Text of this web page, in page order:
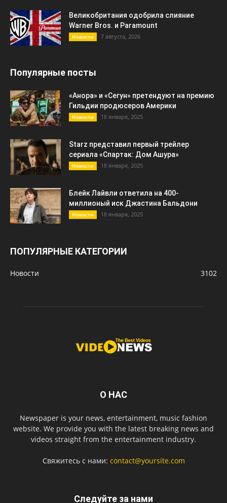
Великобритания одобрила слияние
Warner Bros. и Paramount
Новости 7 августа, 2026
Популярные посты
«Анора» и «Сегун» претендуют на премию
Гильдии продюсеров Америки
Новости 18 января, 2025
Starz представил первый трейлер
сериала «Спартак: Дом Ашура»
Новости 18 января, 2025
Блейк Лайвли ответила на 400-
миллионый иск Джастина Бальдони
Новости 18 января, 2025
ПОПУЛЯРНЫЕ КАТЕГОРИИ
Новости 3102
О НАС
Newspaper is your news, entertainment, music fashion
website. We provide you with the latest breaking news and
videos straight from the entertainment industry.
Свяжитесь с нами: contact@yoursite.com
Следуйте за нами